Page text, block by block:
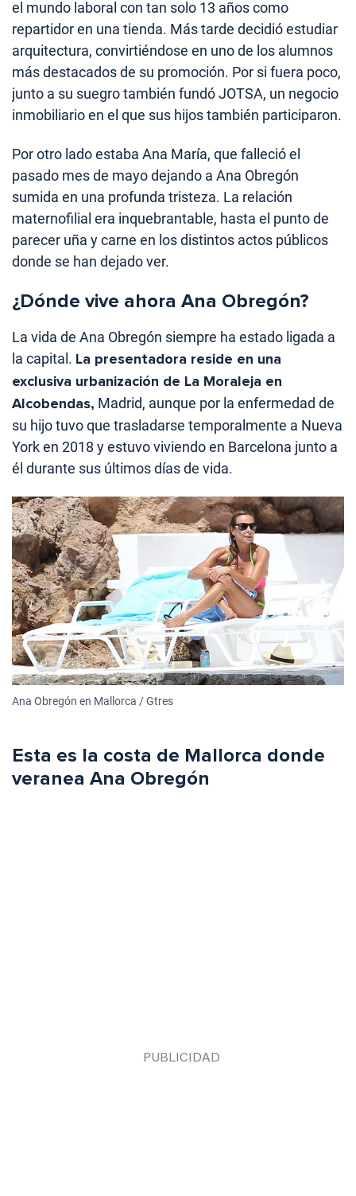
el mundo laboral con tan solo 13 años como
repartidor en una tienda. Más tarde decidió estudiar
arquitectura, convirtiéndose en uno de los alumnos
más destacados de su promoción. Por si fuera poco,
junto a su suegro también fundó JOTSA, un negocio
inmobiliario en el que sus hijos también participaron.
Por otro lado estaba Ana María, que falleció el
pasado mes de mayo dejando a Ana Obregón
sumida en una profunda tristeza. La relación
maternofilial era inquebrantable, hasta el punto de
parecer uña y carne en los distintos actos públicos
donde se han dejado ver.
¿Dónde vive ahora Ana Obregón?
La vida de Ana Obregón siempre ha estado ligada a
la capital. La presentadora reside en una
exclusiva urbanización de La Moraleja en
Alcobendas, Madrid, aunque por la enfermedad de
su hijo tuvo que trasladarse temporalmente a Nueva
York en 2018 y estuvo viviendo en Barcelona junto a
él durante sus últimos días de vida.
Ana Obregón en Mallorca / Gtres
Esta es la costa de Mallorca donde
veranea Ana Obregón